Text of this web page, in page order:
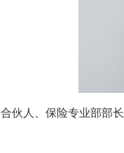
合伙人、保险专业部部长